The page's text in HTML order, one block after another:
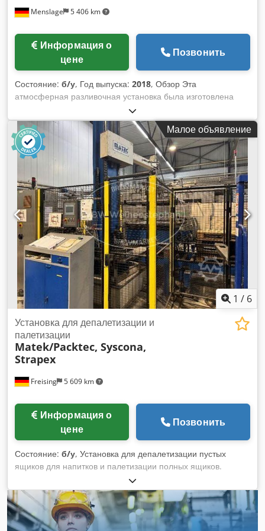
В наличии вся необходимая документация - 12 месяцев
Menslage 5 406 km
цене
Позвонить
Состояние: б/у, Год выпуска: 2018, Обзор Эта
атмосферная разливочная установка была изготовлена
компанией Alfatek в 2018 году и предназначена для
розлива бутылок объемом 330 мл с кроненпробкой.
Производительность машины составляет 800–1 000
бутылок в час, и последним использованием была розлив
пива. Технические характеристики - Принцип наполнения:
атмосферный - Производительность: 800–1 000 бутылок/
час - Формат бутылки: 330 мл - Укупор: 26 мм
кроненпробка Djdpfx Aev Rq Dpsa Ieck
Малое объявление
1 / 6
Freising 5 609 km
Установка для депалетизации и
палетизации
Matek/Packtec, Syscona,
Strapex
цене
Позвонить
Состояние: б/у, Установка для депалетизации пустых
ящиков для напитков и палетизации полных ящиков.
Система состоит из следующих компонентов: -
Депалетизатор (Matek/Packtech, 2001), захватный робот с
зажимными захватами. Модернизирован в 2017 году. -
Палетизатор (Matek/Packtech, 2001), захватный робот с
зажимными захватами. - Контроль давления на палете